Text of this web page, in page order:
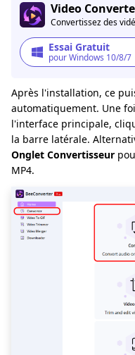
Video
Convertissez des
Essai Gratuit
pour Windows 10/8/7
Après l'installation, ce
automatiquement. Une
l'interface principale,
la barre latérale.
Onglet Convertisseur
MP4.